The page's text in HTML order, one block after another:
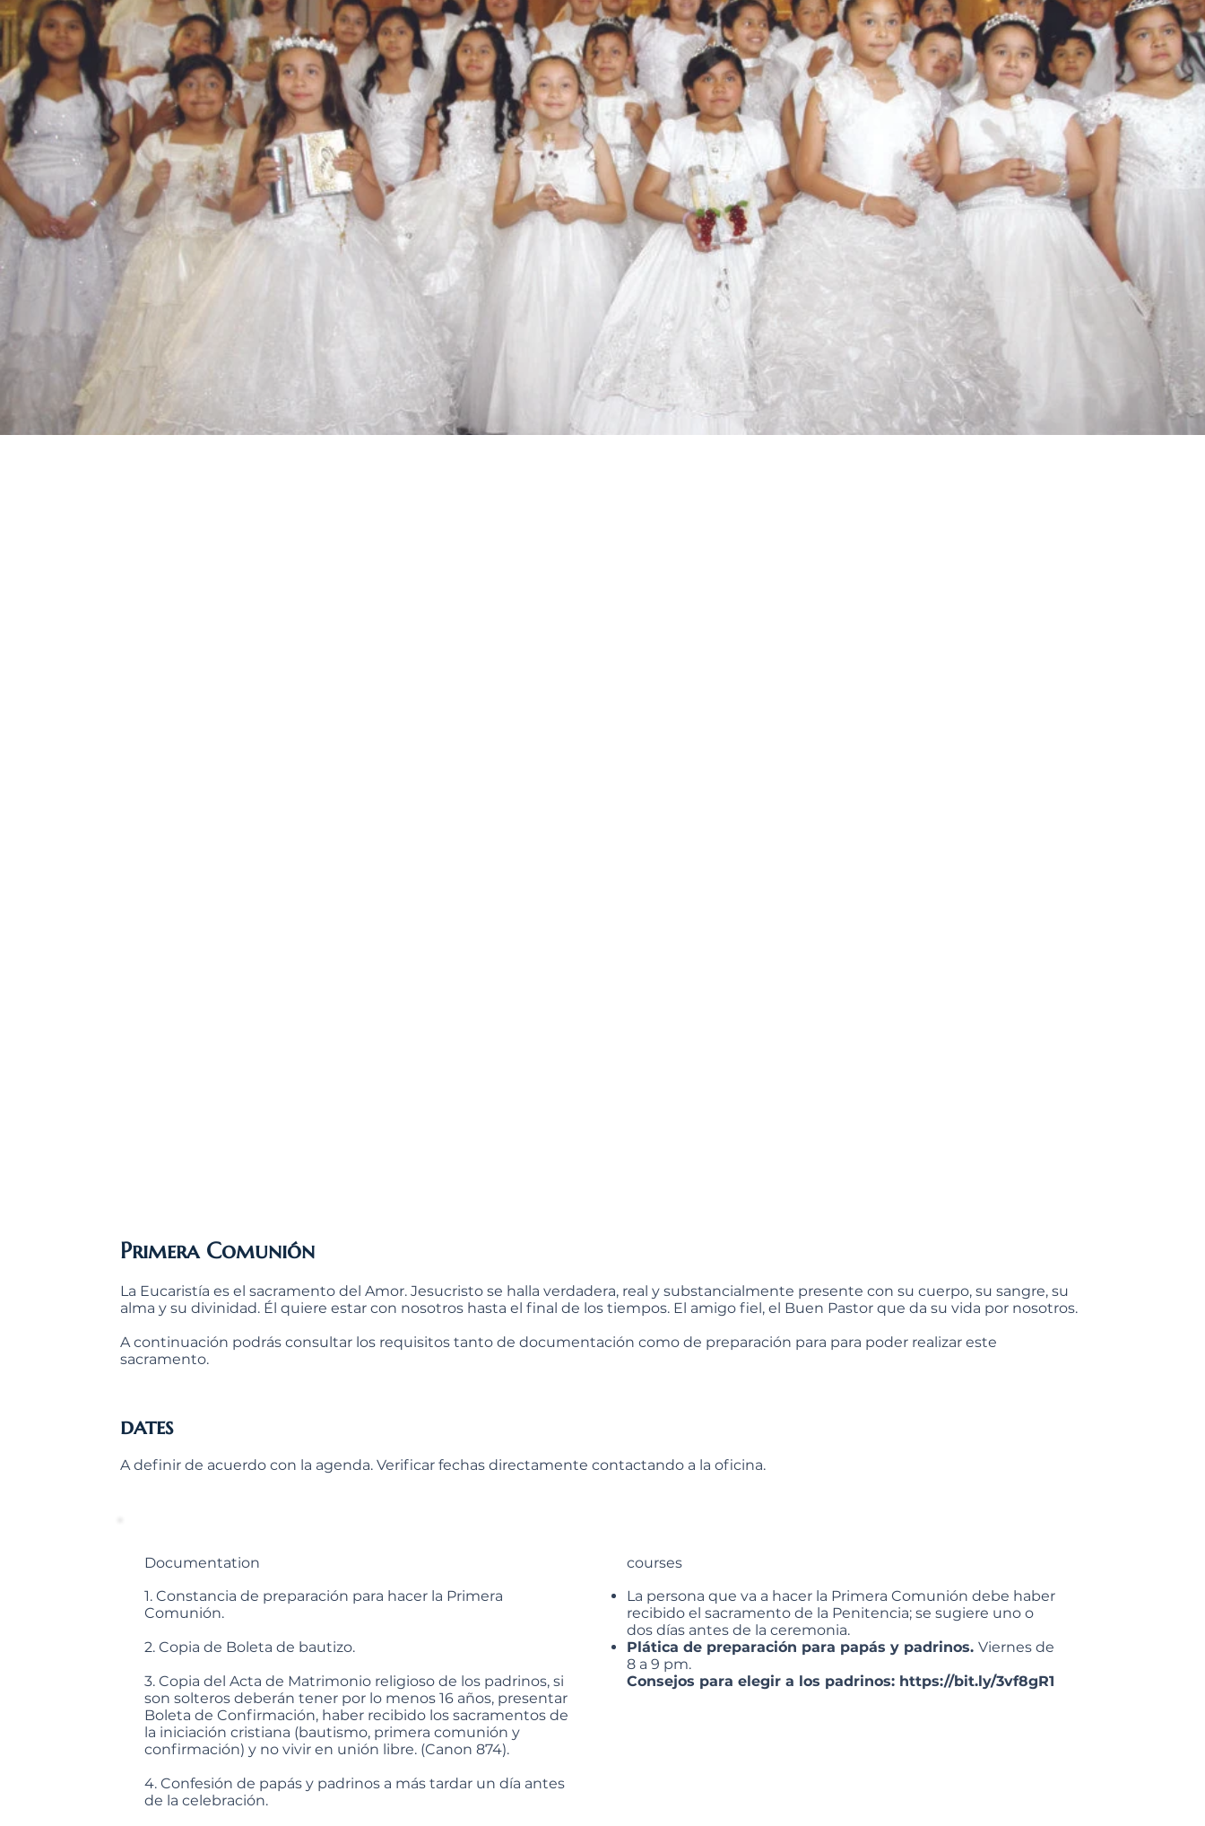
courses
La persona que va a hacer la Primera Comunión debe haber
recibido el sacramento de la Penitencia; se sugiere uno o
dos días antes de la ceremonia.
Plática de preparación para papás y padrinos. Viernes de
8 a 9 pm.
Consejos para elegir a los padrinos: https://bit.ly/3vf8gR1
Documentation
1. Constancia de preparación para hacer la Primera
Comunión.
2. Copia de Boleta de bautizo.
3. Copia del Acta de Matrimonio religioso de los padrinos, si
son solteros deberán tener por lo menos 16 años, presentar
Boleta de Confirmación, haber recibido los sacramentos de
la iniciación cristiana (bautismo, primera comunión y
confirmación) y no vivir en unión libre. (Canon 874).
4. Confesión de papás y padrinos a más tardar un día antes
de la celebración.
Primera Comunión
La Eucaristía es el sacramento del Amor. Jesucristo se halla verdadera, real y substancialmente presente con su cuerpo, su sangre, su
alma y su divinidad. Él quiere estar con nosotros hasta el final de los tiempos. El amigo fiel, el Buen Pastor que da su vida por nosotros.
A continuación podrás consultar los requisitos tanto de documentación como de preparación para para poder realizar este
sacramento.
dates
A definir de acuerdo con la agenda. Verificar fechas directamente contactando a la oficina.